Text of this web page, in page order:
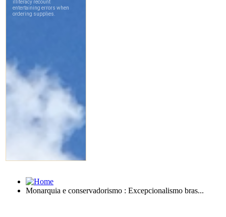
Monarquia e conservadorismo : Excepcionalismo bras...